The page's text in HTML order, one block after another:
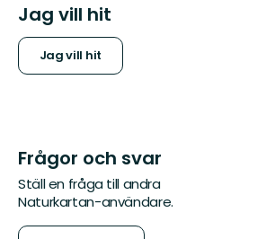
Jag vill hit
Jag vill hit
Frågor och svar
Ställ en fråga till andra
Naturkartan-användare.